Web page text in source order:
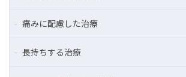
痛みに配慮した治療
長持ちする治療